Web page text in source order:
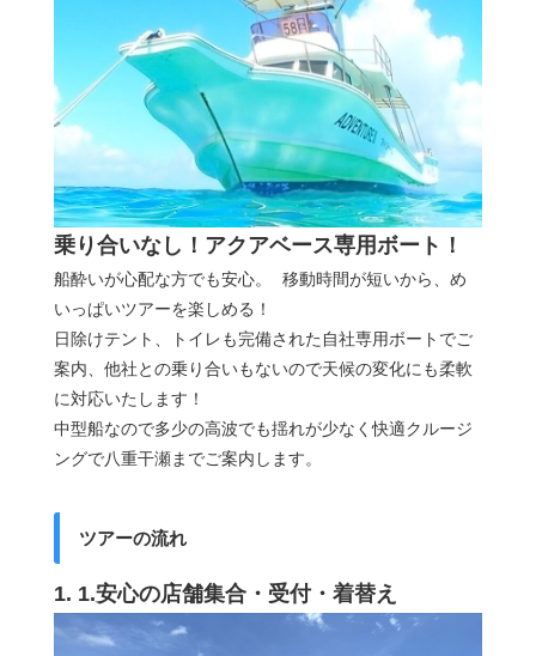
乗り合いなし！アクアベース専用ボート！
船酔いが心配な方でも安心。 移動時間が短いから、め
いっぱいツアーを楽しめる！
日除けテント、トイレも完備された自社専用ボートでご
案内、他社との乗り合いもないので天候の変化にも柔軟
に対応いたします！
中型船なので多少の高波でも揺れが少なく快適クルージ
ングで八重干瀬までご案内します。
ツアーの流れ
1. 1.安心の店舗集合・受付・着替え